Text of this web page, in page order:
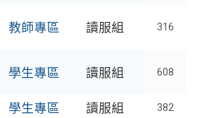
教師專區 讀服組 316
學生專區 讀服組 608
學生專區 讀服組 382